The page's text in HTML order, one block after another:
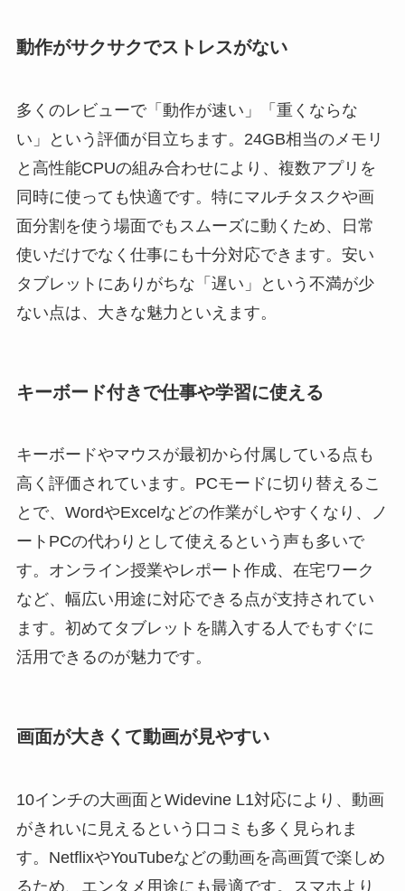
動作がサクサクでストレスがない
多くのレビューで「動作が速い」「重くならな
い」という評価が目立ちます。24GB相当のメモリ
と高性能CPUの組み合わせにより、複数アプリを
同時に使っても快適です。特にマルチタスクや画
面分割を使う場面でもスムーズに動くため、日常
使いだけでなく仕事にも十分対応できます。安い
タブレットにありがちな「遅い」という不満が少
ない点は、大きな魅力といえます。
キーボード付きで仕事や学習に使える
キーボードやマウスが最初から付属している点も
高く評価されています。PCモードに切り替えるこ
とで、WordやExcelなどの作業がしやすくなり、ノ
ートPCの代わりとして使えるという声も多いで
す。オンライン授業やレポート作成、在宅ワーク
など、幅広い用途に対応できる点が支持されてい
ます。初めてタブレットを購入する人でもすぐに
活用できるのが魅力です。
画面が大きくて動画が見やすい
10インチの大画面とWidevine L1対応により、動画
がきれいに見えるという口コミも多く見られま
す。NetflixやYouTubeなどの動画を高画質で楽しめ
るため、エンタメ用途にも最適です。スマホより